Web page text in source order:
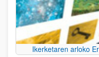
Ikerketaren arloko